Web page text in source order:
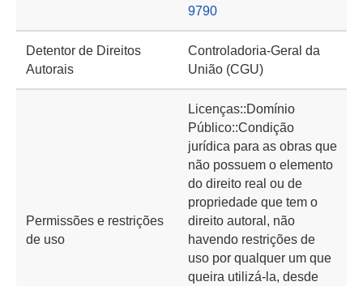
9790
Detentor de Direitos
Autorais
Controladoria-Geral da
União (CGU)
Permissões e restrições
de uso
Licenças::Domínio
Público::Condição
jurídica para as obras que
não possuem o elemento
do direito real ou de
propriedade que tem o
direito autoral, não
havendo restrições de
uso por qualquer um que
queira utilizá-la, desde